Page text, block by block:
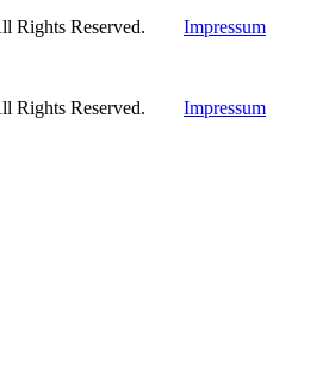
Rights Reserved. Impressum
Rights Reserved. Impressum